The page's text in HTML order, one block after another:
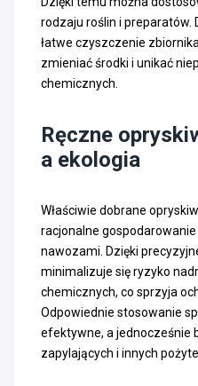
rodzaju roślin i
łatwe czyszczenie
zmieniać środki i unikać
chemicznych.
Ręczne
a ekologia
Właściwie dobrane
racjonalne
nawozami. Dzięki
minimalizuje się ryzyko
chemicznych, co sprzyja
Odpowiednie stosowanie
efektywne, a jednocześnie
zapylających i innych